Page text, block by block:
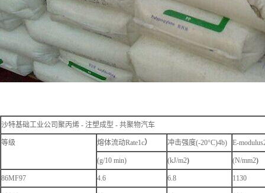
沙特基础工业公司聚丙烯 - 注塑成型 - 共聚物汽车
等级 熔体流动Rate1c） 冲击强度(-20°C)4b) E-
(g/10 min) (kJ/m2) (N/mm2)
86MF97 4.6 6.8 1130